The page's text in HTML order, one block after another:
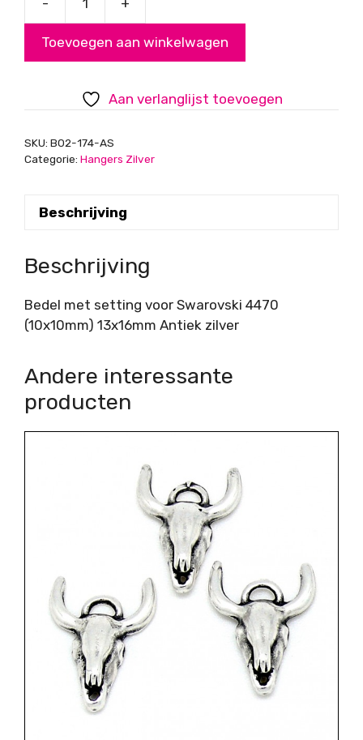
setting
Swarovski
4470
13x16mm
Toevoegen aan winkelwagen
Aan verlanglijst toevoegen
SKU: B02-174-AS
Categorie: Hangers Zilver
Beschrijving
Beschrijving
Bedel met setting voor Swarovski 4470
(10x10mm) 13x16mm Antiek zilver
Andere interessante
producten